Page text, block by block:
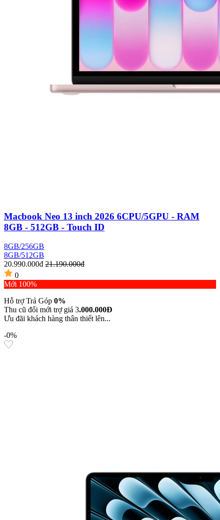
Macbook Neo 13 inch 2026 6CPU/5GPU - RAM
8GB - 512GB - Touch ID
8GB/256GB
8GB/512GB
20.990.000đ 21.190.000đ
0
Mới 100%
Hỗ trợ Trả Góp 0%
Thu cũ đổi mới trợ giá 3.000.000Đ
Ưu đãi khách hàng thân thiết lên...
-0%